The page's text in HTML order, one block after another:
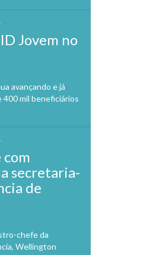
Jovem no
avançando e já
400 mil beneficiários
com
secretaria-
de
chefe da
Wellington